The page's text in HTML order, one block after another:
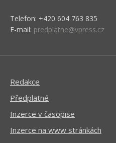
Telefon: +420 604 763 835
E-mail: predplatne@vpress.cz
Redakce
Předplatné
Inzerce v časopise
Inzerce na www stránkách